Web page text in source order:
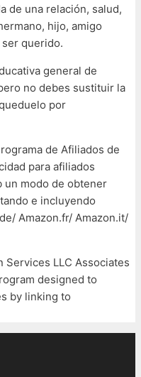
de una relación, salud,
hijo, amigo
querido.
general de
no debes sustituir la
por
de Afiliados de
para afiliados
un modo de obtener
e incluyendo
Amazon.fr/ Amazon.it/
Services LLC Associates
designed to
by linking to